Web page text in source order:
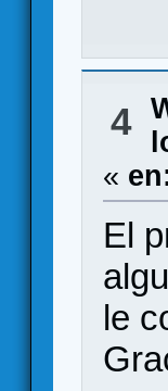
4
«
El
le